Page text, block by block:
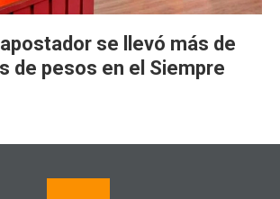
apostador se llevó más de
de pesos en el Siempre